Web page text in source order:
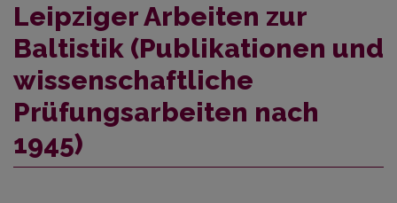
Leipziger Arbeiten zur
Baltistik (Publikationen und
wissenschaftliche
Prüfungsarbeiten nach
1945)